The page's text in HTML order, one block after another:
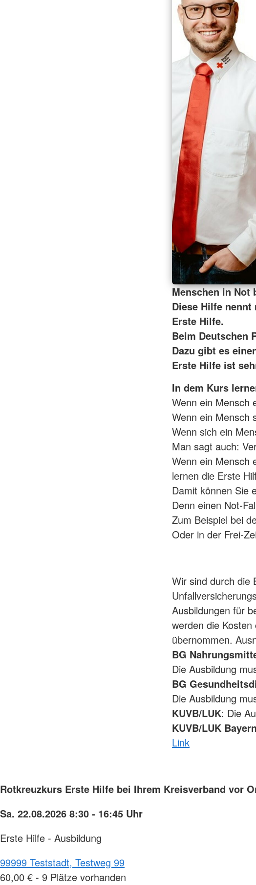
Menschen in Not
Diese Hilfe nennt
Erste Hilfe.
Beim Deutschen
Dazu gibt es
Erste Hilfe ist
In dem Kurs
Wenn ein Mensch
Wenn ein Mensch
Wenn sich ein
Man sagt auch:
Wenn ein Mensch
lernen die Erste
Damit können Sie
Denn einen Not-
Zum Beispiel bei
Oder in der Frei-
Wir sind durch die
Ausbildungen für
werden die
übernommen.
BG
Die Ausbildung
BG
Die Ausbildung
KUVB/LUK: Die
KUVB/LUK Bayern
Link
Rotkreuzkurs Erste Hilfe bei Ihrem Kreisverband vor
Sa. 22.08.2026 8:30 - 16:45 Uhr
Erste Hilfe - Ausbildung
99999 Teststadt, Testweg 99
60,00 € - 9 Plätze vorhanden